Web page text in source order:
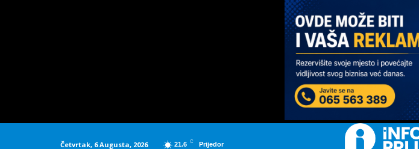
Četvrtak, 6 Augusta, 2026 21.6 C Prijedor